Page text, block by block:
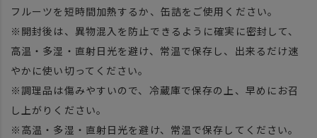
フルーツを短時間加熱するか、缶詰をご使用ください。
※開封後は、異物混入を防止できるように確実に密封して、
高温・多湿・直射日光を避け、常温で保存し、出来るだけ速
やかに使い切ってください。
※調理品は傷みやすいので、冷蔵庫で保存の上、早めにお召
し上がりください。
※高温・多湿・直射日光を避け、常温で保存してください。